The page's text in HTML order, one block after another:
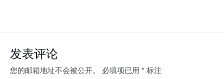
发表评论
您的邮箱地址不会被公开。 必填项已用 * 标注